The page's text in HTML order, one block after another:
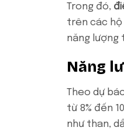
Trong đó,
trên các hộ
năng lượng
Năng
Theo dự
từ 8% đến
như than,